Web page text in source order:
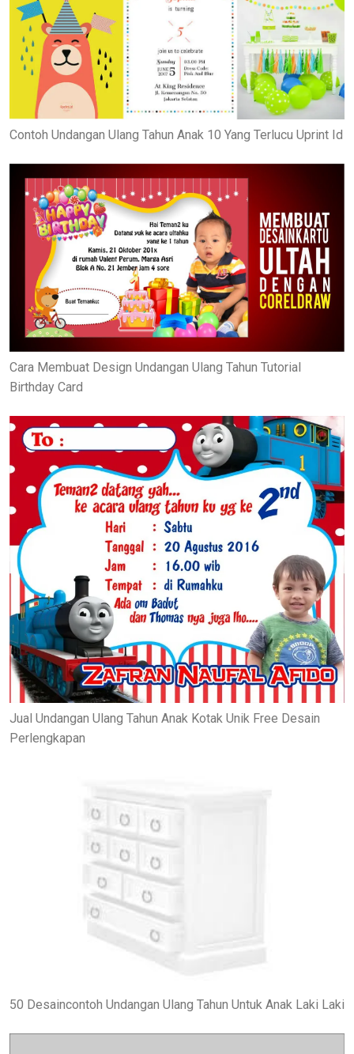
Contoh Undangan Ulang Tahun Anak 10 Yang Terlucu Uprint Id
Cara Membuat Design Undangan Ulang Tahun Tutorial
Birthday Card
Jual Undangan Ulang Tahun Anak Kotak Unik Free Desain
Perlengkapan
50 Desaincontoh Undangan Ulang Tahun Untuk Anak Laki Laki